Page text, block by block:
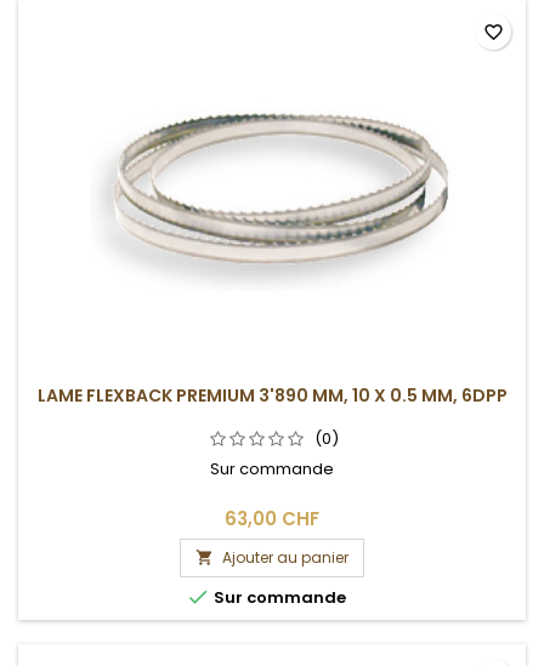
LAME FLEXBACK PREMIUM 3'890 MM, 10 X 0.5 MM, 6DPP
(0)
Sur commande
63,00 CHF
 Ajouter au panier
 Sur commande
favorite_border